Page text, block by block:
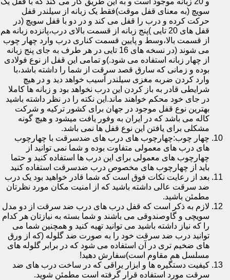
سویچ (به معنای قفل موقت)فقط یک زبانه از سیلندر قفل
حرکت کرده و درب را قفل می کند و در دو با قفل سویچ (در
قفل های 20 تایی )پنج زبانه از قسمت بالای درب،پانزده زبانه هم
از قسمت بالا،وسط و پایین قسمت کناری درب وارد چهار چوب
می شوند (در نسخه های 16 تایی در هر طرف به جای پنج زبانه
از چهار زبانه استفاده می شود.)و تمامی این قفل از نوع فولادی
بوده و زمانی که سارق قصد سرقت از شما را داشته باشد،با
وارد کردن ضربه مغزی سیلندر آسیب خواهد دید و در هیچ
شرایطی قادر به باز کردن این درب نخواهد بود و زبانه ها کاملا
در جای خود محکم خواهند ماند.این نکته را در نظر داشته باشید
بهترین نوع قفل موجود در جهان برای کشور ترکیه و شرکت
کاله می باشد که در ایران به وفور یافت میشود و هیچ گونه
مشکلی برای یافتن این نوع قفل ها نمی باشد.
چهار چوب:چهارچوب های درب های ضدسرقت با چهارچوب
های درب های معمولی متفاوت بوده و شما نمی توانید از
چهارچوب های معمولی برای این درب ها استفاده کنید و حتما
باید از چهارچوب های مخصوص درب ضدسرقت استفاده کنید
بعد از رعایت نکات فوق است که شما قادر خواهید بود یک درب
ضد سرقت عالی داشته باشید که از امنیت مکان مورد نظرتان
مطمئن باشید.
لازم به ذکر است که قفل درب های درب ضد سرقت از دو مدل
سویچی و گاوصندوقی می باشند و شما بسته به نیازتان هر کدام
را که نیاز داشته باشید می توانید تهیه کنید و همچنین شما می
توانید درب ضد سرقت خود را به صورت ضد گلوله (که از ورق
های ضخیم تری در آن استفاده می شود که در برابر گلوله های
مسلسل هم مقاوم است)سفارش دهید!
کیفیت دستگیره ها و ابزار یراقی که در ساخت درب های ضد
سرقت مورد استفاده قرار گرفته است مطمئن شوید.